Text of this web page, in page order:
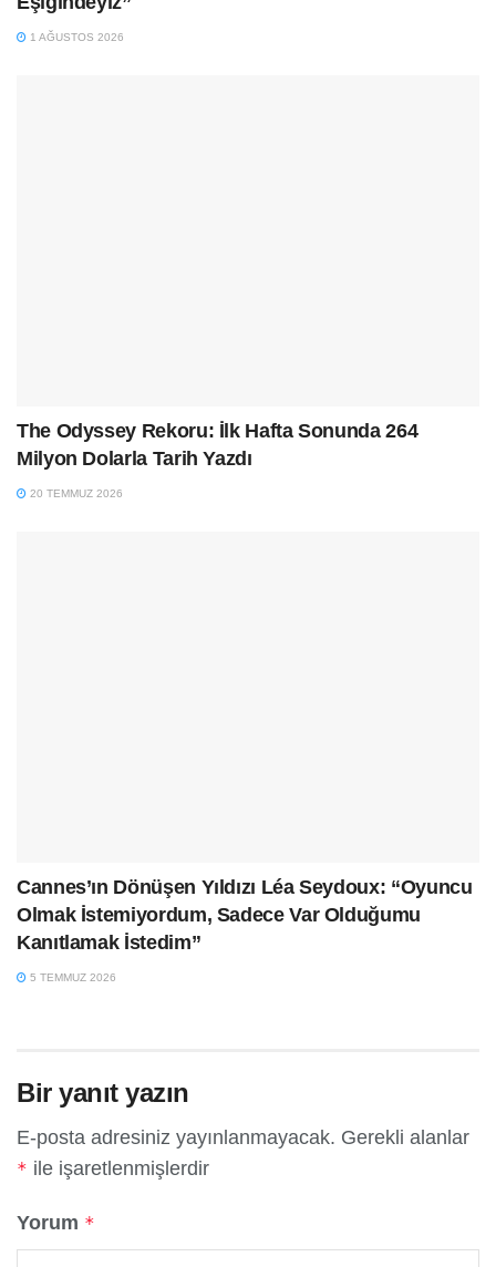
1 AĞUSTOS 2026
The Odyssey Rekoru: İlk Hafta Sonunda 264
Milyon Dolarla Tarih Yazdı
20 TEMMUZ 2026
Cannes’ın Dönüşen Yıldızı Léa Seydoux: “Oyuncu
Olmak İstemiyordum, Sadece Var Olduğumu
Kanıtlamak İstedim”
5 TEMMUZ 2026
Bir yanıt yazın
E-posta adresiniz yayınlanmayacak. Gerekli alanlar
* ile işaretlenmişlerdir
Yorum *